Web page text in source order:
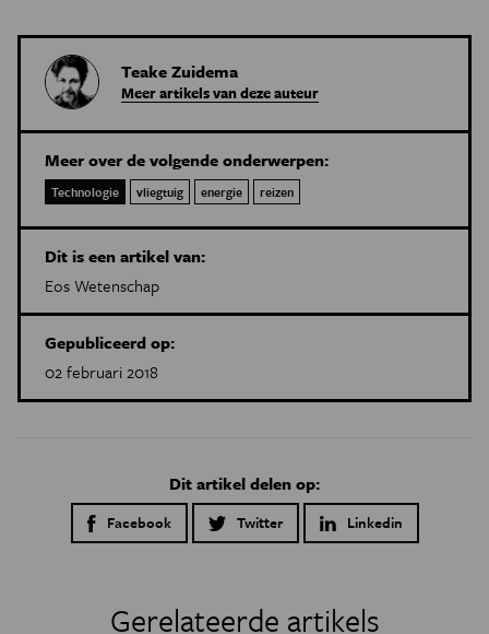
Teake Zuidema
Meer artikels van deze auteur
Meer over de volgende onderwerpen:
Technologie vliegtuig energie reizen
Dit is een artikel van:
Eos Wetenschap
Gepubliceerd op:
02 februari 2018
Dit artikel delen op:
Facebook Twitter Linkedin
Gerelateerde artikels